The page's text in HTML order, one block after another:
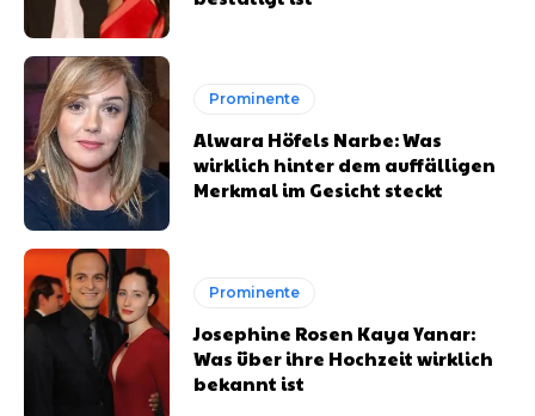
Prominente
Alwara Höfels Narbe: Was
wirklich hinter dem auffälligen
Merkmal im Gesicht steckt
Prominente
Josephine Rosen Kaya Yanar:
Was über ihre Hochzeit wirklich
bekannt ist